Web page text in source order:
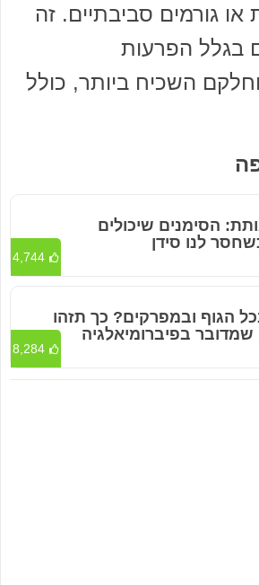
או גורמים סביבתיים. זה
בגלל הפרעות
וחלקם השכיח ביותר, כולל
הסימנים שיכולים
לנו סידן
4,744
הגוף ובמפרקים? כך תזהו
שמדובר בפיברומיאלגיה
8,284